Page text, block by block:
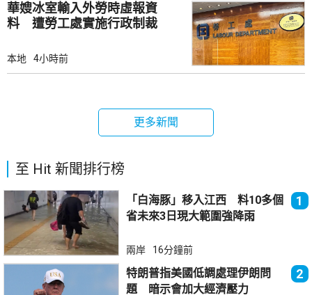
華嫂冰室輸入外勞時虛報資
料 遭勞工處實施行政制裁
本地 4小時前
更多新聞
至 Hit 新聞排行榜
「白海豚」移入江西 料10多個
省未來3日現大範圍強降雨
1
兩岸 16分鐘前
特朗普指美國低調處理伊朗問
題 暗示會加大經濟壓力
2